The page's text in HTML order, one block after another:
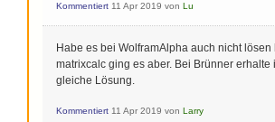
Kommentiert 11 Apr 2019 von Lu
Habe es bei WolframAlpha auch nicht lösen
matrixcalc ging es aber. Bei Brünner erhalte
gleiche Lösung.
Kommentiert 11 Apr 2019 von Larry